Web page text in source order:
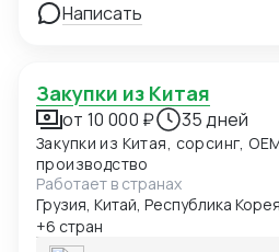
Написать
Закупки из Китая
от 10 000 ₽ 35 дней
Закупки из Китая, сорсинг,
производство
Работает в странах
Грузия, Китай, Республика
+6 стран